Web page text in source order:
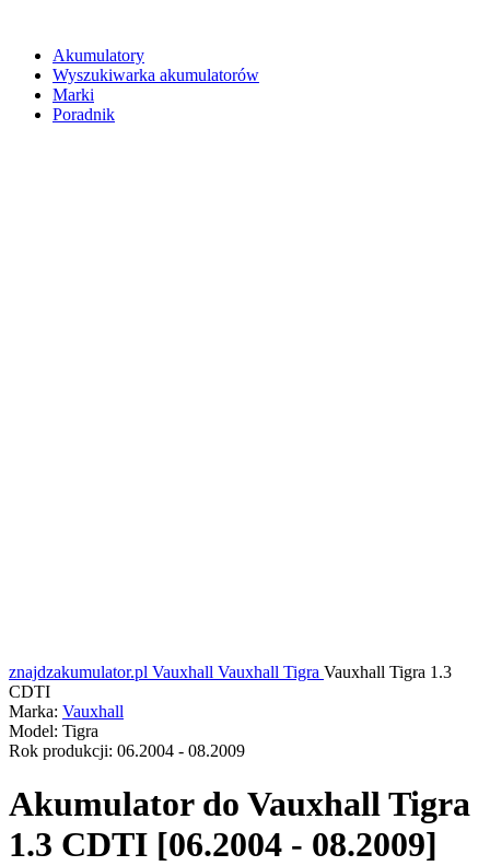
Akumulatory
Wyszukiwarka akumulatorów
Marki
Poradnik
znajdzakumulator.pl Vauxhall Vauxhall Tigra Vauxhall Tigra 1.3
CDTI
Marka: Vauxhall
Model: Tigra
Rok produkcji: 06.2004 - 08.2009
Akumulator do Vauxhall Tigra
1.3 CDTI [06.2004 - 08.2009]